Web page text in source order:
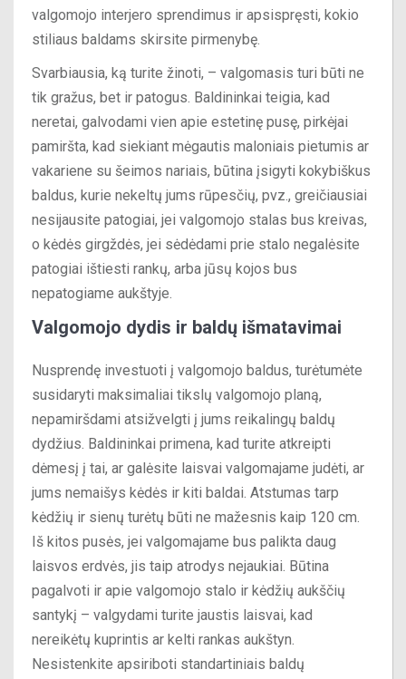
valgomojo interjero sprendimus ir apsispręsti, kokio
stiliaus baldams skirsite pirmenybę.
Svarbiausia, ką turite žinoti, – valgomasis turi būti ne
tik gražus, bet ir patogus. Baldininkai teigia, kad
neretai, galvodami vien apie estetinę pusę, pirkėjai
pamiršta, kad siekiant mėgautis maloniais pietumis ar
vakariene su šeimos nariais, būtina įsigyti kokybiškus
baldus, kurie nekeltų jums rūpesčių, pvz., greičiausiai
nesijausite patogiai, jei valgomojo stalas bus kreivas,
o kėdės girgždės, jei sėdėdami prie stalo negalėsite
patogiai ištiesti rankų, arba jūsų kojos bus
nepatogiame aukštyje.
Valgomojo dydis ir baldų išmatavimai
Nusprendę investuoti į valgomojo baldus, turėtumėte
susidaryti maksimaliai tikslų valgomojo planą,
nepamiršdami atsižvelgti į jums reikalingų baldų
dydžius. Baldininkai primena, kad turite atkreipti
dėmesį į tai, ar galėsite laisvai valgomajame judėti, ar
jums nemaišys kėdės ir kiti baldai. Atstumas tarp
kėdžių ir sienų turėtų būti ne mažesnis kaip 120 cm.
Iš kitos pusės, jei valgomajame bus palikta daug
laisvos erdvės, jis taip atrodys nejaukiai. Būtina
pagalvoti ir apie valgomojo stalo ir kėdžių aukščių
santykį – valgydami turite jaustis laisvai, kad
nereikėtų kuprintis ar kelti rankas aukštyn.
Nesistenkite apsiriboti standartiniais baldų